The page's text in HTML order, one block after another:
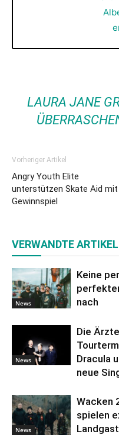
LAURA JANE
Vorheriger Artikel
Angry Youth Elite
unterstützen Skate Aid mit
Gewinnspiel
VERWANDTE ARTIKEL
News
Keine
nach
News
Die
Dracula
neue
News
Wacken
spielen